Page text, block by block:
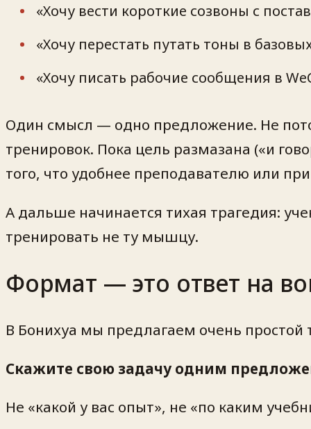
«Хочу вести короткие созвоны с
«Хочу перестать путать тоны в
«Хочу писать рабочие сообщения в
Один смысл — одно предложение. Не
тренировок. Пока цель размазана («и
того, что удобнее преподавателю или
А дальше начинается тихая трагедия:
тренировать не ту мышцу.
Формат — это ответ на
В Бонихуа мы предлагаем очень простой
Скажите свою задачу одним
Не «какой у вас опыт», не «по каким